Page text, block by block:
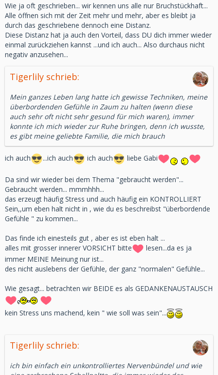
Wie ja oft geschrieben... wir kennen uns alle nur Bruchstückhaft...
Alle öffnen sich mit der Zeit mehr und mehr, aber es bleibt ja
durch das geschriebene dennoch eine Distanz.
Diese Distanz hat ja auch den Vorteil, dass DU dich immer wieder
einmal zurückziehen kannst ...und ich auch... Also durchaus nicht
negativ anzusehen...
Tigerlily schrieb:
Mein ganzes Leben lang hatte ich gewisse Techniken, meine
überbordenden Gefühle in Zaum zu halten (wenn diese
auch sehr oft nicht sehr gesund für mich waren), immer
konnte ich mich wieder zur Ruhe bringen, denn ich wusste,
es gibt meine geliebte Familie, die mich brauch
ich auch ...ich auch ich auch liebe Gabi
Da sind wir wieder bei dem Thema "gebraucht werden"...
Gebraucht werden... mmmhhh...
das erzeugt häufig Stress und auch häufig ein KONTROLLIERT
Sein,,um eben halt nicht in , wie du es beschreibst "überbordende
Gefühle " zu kommen...
Das finde ich einesteils gut , aber es ist eben halt ...
alles mit grosser innerer VORSICHT bitte
lesen...da es ja
immer MEINE Meinung nur ist...
des nicht auslebens der Gefühle, der ganz "normalen" Gefühle...
Wie gesagt... betrachten wir BEIDE es als GEDANKENAUSTAUSCH
kein Stress uns machend, kein " wie soll was sein"...
Tigerlily schrieb:
ich bin einfach ein unkontrolliertes Nervenbündel und wie